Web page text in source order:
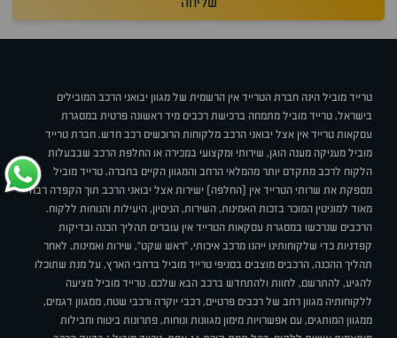
טרייד מוביל הינה חברת הטרייד אין הרשמית של מגוון יבואני הרכב המובילים
בישראל. טרייד מוביל מתמחה ברכישת רכבים מיד ראשונה פרטית במסגרת
עסקאות טרייד אין אצל יבואני הרכב מלקוחות הרוכשים רכב חדש. חברת טרייד
מוביל מעניקה מענה הוגן, שירותי ומקצועי במכירה או החלפת הרכב שבבעלות
הלקוח לרכב מתקדם יותר מהמלאי הרחב והמגוון הקיים בחברה. טרייד מוביל
מספקת את שרותי הטרייד אין (החלפה) ישירות אצל יבואני הרכב תוך הקפדה רבה
מאוד למוניטין המוכר בזכות האמינות, השירות, הניסיון, היעילות והנוחות ללקוח.
הרכבים שנרכשו במסגרת עסקאות הטרייד אין עוברים תהליך הכנה ובדיקות
קפדניות כדי שלקוחותינו ייהנו מרכב איכותי, "ראש שקט", שירות ואמינות. לאחר
תהליך ההכנה, הרכבים מוצבים בסניפי טרייד מוביל ברחבי הארץ, על מנת שתוכלו
להגיע, להתרשם, לחוות ולהתחדש ברכב הבא שלכם. טרייד מוביל מציעה
ללקוחותיה מגוון רחב של רכבים פרטיים, רכבי יוקרה ורכבי שטח, ממגוון דגמים,
ממגוון המותגים, עם אפשרויות מימון מגוונות ונוחות, פתרונות ביטוח וחבילות